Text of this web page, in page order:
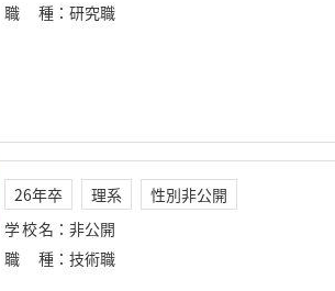
職種 ： 研究職
26年卒 理系
性別非公開
学校名 ： 非公開
職種 ： 技術職